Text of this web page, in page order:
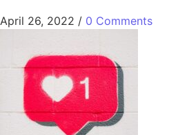
April 26, 2022 / 0 Comments